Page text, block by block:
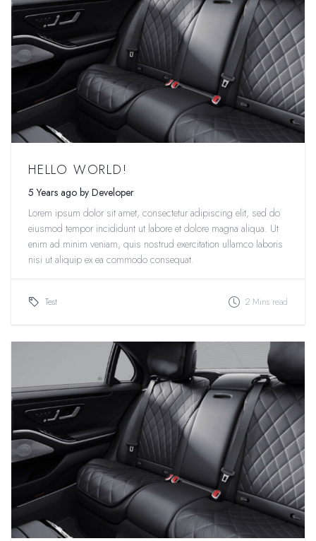
HELLO WORLD!
5 Years ago by Developer
Lorem ipsum dolor sit amet, consectetur adipiscing elit, sed do
eiusmod tempor incididunt ut labore et dolore magna aliqua. Ut
enim ad minim veniam, quis nostrud exercitation ullamco laboris
nisi ut aliquip ex ea commodo consequat.
Test 2 Mins read